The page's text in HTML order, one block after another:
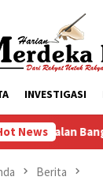
INVESTIGASI
News– Sukorejo
Berita